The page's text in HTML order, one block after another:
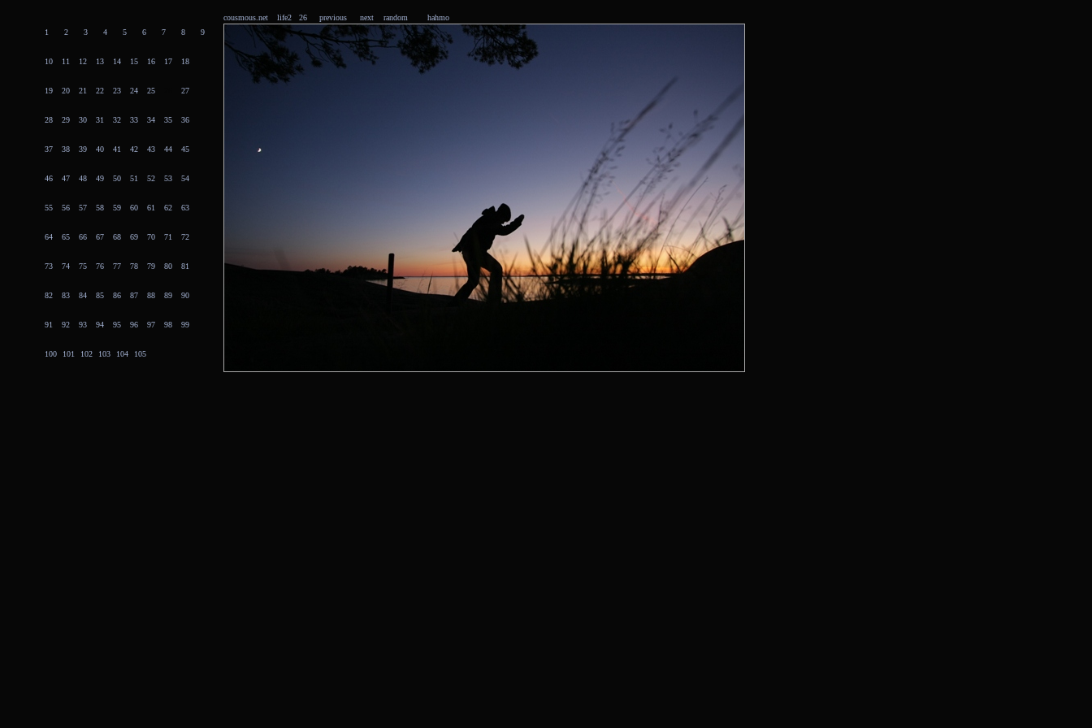
1 2 3 4 5 6 7 8 9
10 11 12 13 14 15 16 17 18
19 20 21 22 23 24 25 27
28 29 30 31 32 33 34 35 36
37 38 39 40 41 42 43 44 45
46 47 48 49 50 51 52 53 54
55 56 57 58 59 60 61 62 63
64 65 66 67 68 69 70 71 72
73 74 75 76 77 78 79 80 81
82 83 84 85 86 87 88 89 90
91 92 93 94 95 96 97 98 99
100 101 102 103 104 105
cousmous.net life2 26 previous next random hahmo